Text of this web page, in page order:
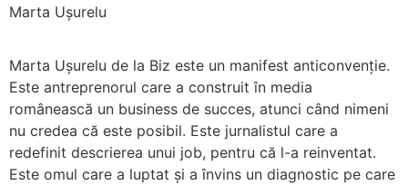
Marta Ușurelu
Marta Ușurelu de la Biz este un manifest anticonvenție.
Este antreprenorul care a construit în media
românească un business de succes, atunci când nimeni
nu credea că este posibil. Este jurnalistul care a
redefinit descrierea unui job, pentru că l-a reinventat.
Este omul care a luptat și a învins un diagnostic pe care